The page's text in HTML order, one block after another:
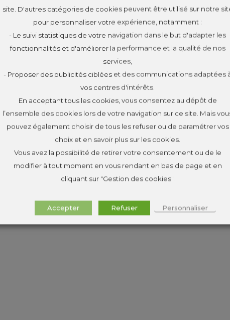
site. D'autres catégories de cookies peuvent être utilisé sur notre
pour personnaliser votre expérience, notamment :
- Le suivi statistiques de votre navigation dans le but d'adapter les
fonctionnalités et d'améliorer la performance et la qualité de nos
services,
- Proposer des publicités ciblées et des communications adaptées
vos centres d'intérêts.
En acceptant tous les cookies, vous consentez au dépôt de
l’ensemble des cookies lors de votre navigation sur ce site. Mais
pouvez également choisir de tous les refuser ou de paramétrer vos
choix et en savoir plus sur les cookies.
Vous avez la possibilité de retirer votre consentement ou de le
modifier à tout moment en vous rendant en bas de page et en
cliquant sur "Gestion des cookies".
Accepter Refuser Personnaliser